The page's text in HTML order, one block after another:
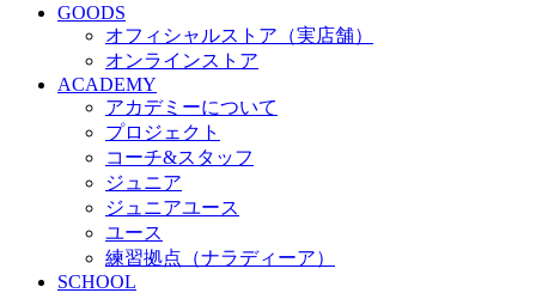
クラブ理念
クラブ情報
サステナビリティ
Web制作支援
応援プロジェクト
GOODS
オフィシャルストア（実店舗）
オンラインストア
ACADEMY
アカデミーについて
プロジェクト
コーチ&スタッフ
ジュニア
ジュニアユース
ユース
練習拠点（ナラディーア）
SCHOOL